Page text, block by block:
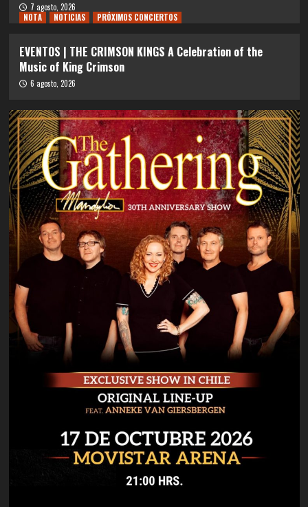
7 agosto, 2026
NOTA
NOTICIAS PRÓXIMOS CONCIERTOS
EVENTOS | THE CRIMSON KINGS A Celebration of the
Music of King Crimson
6 agosto, 2026